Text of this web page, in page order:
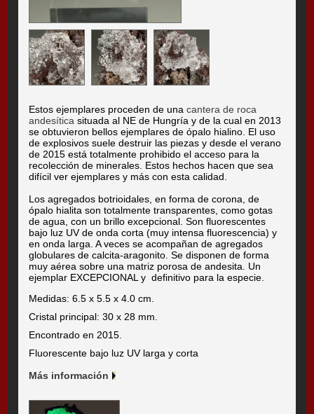
Estos ejemplares proceden de unacantera de roca
andesítica situada al NE de Hungría y de la cual en 2013
se obtuvieron bellos ejemplares de ópalo hialino. El uso
de explosivos suele destruir las piezas y desde el verano
de 2015 está totalmente prohibido el acceso para la
recolección de minerales. Estos hechos hacen que sea
difícil ver ejemplares y más con esta calidad.
Los agregados botrioidales, en forma de corona, de
ópalo hialita son totalmente transparentes, como gotas
de agua, con un brillo excepcional. Son fluorescentes
bajo luz UV de onda corta (muy intensa fluorescencia) y
en onda larga. A veces se acompañan de agregados
globulares de calcita-aragonito. Se disponen de forma
muy aérea sobre una matriz porosa de andesita. Un
ejemplar EXCEPCIONAL y definitivo para la especie.
Medidas: 6.5 x 5.5 x 4.0 cm.
Cristal principal: 30 x 28 mm.
Encontrado en 2015.
Fluorescente bajo luz UV larga y corta
Más información